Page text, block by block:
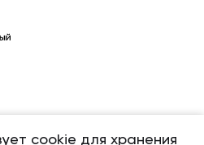
cookie для хранения